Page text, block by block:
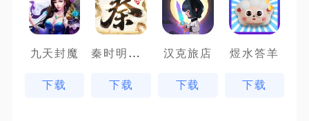
九天封魔
下载
秦时明月沧海
下载
汉克旅店
下载
煜水答羊
下载